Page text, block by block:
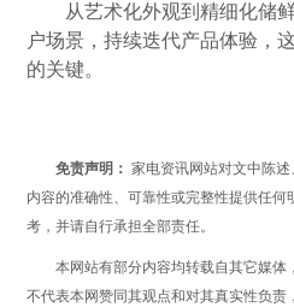
从艺术化外观到精细化储
户场景，持续迭代产品体验，
的关键。
免责声明： 家电资讯网站对文中陈
内容的准确性、可靠性或完整性提供任
考，并请自行承担全部责任。
本网站有部分内容均转载自其它媒
不代表本网赞同其观点和对其真实性负责